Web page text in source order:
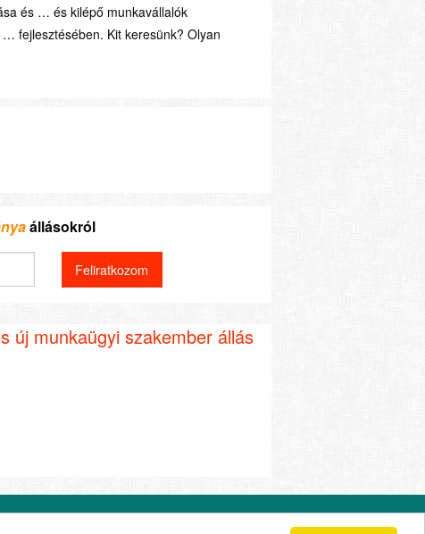
és … és kilépő munkavállalók
fejlesztésében. Kit keresünk? Olyan
állásokról
új munkaügyi szakember állás
szabályzat
Impresszum